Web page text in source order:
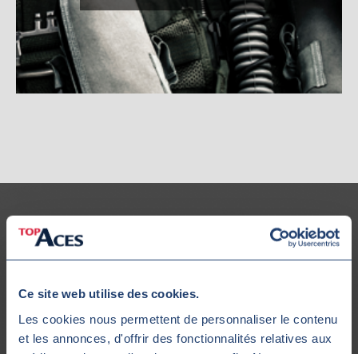
Ce site web utilise des cookies.
Les cookies nous permettent de personnaliser le contenu
et les annonces, d'offrir des fonctionnalités relatives aux
Notre Flotte